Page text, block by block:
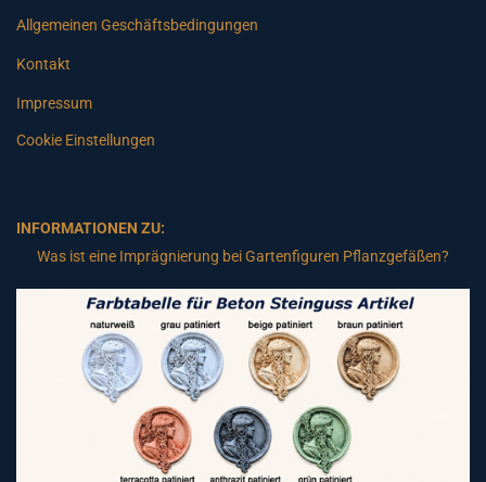
Allgemeinen Geschäftsbedingungen
Kontakt
Impressum
Cookie Einstellungen
INFORMATIONEN ZU:
Was ist eine Imprägnierung bei Gartenfiguren Pflanzgefäßen?